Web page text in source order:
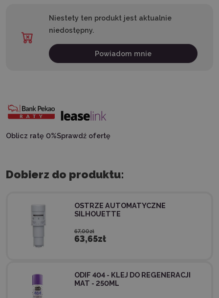
Niestety ten produkt jest aktualnie
niedostępny.
Powiadom mnie
Oblicz ratę 0%Sprawdź ofertę
Dobierz do produktu:
OSTRZE AUTOMATYCZNE
SILHOUETTE
67,00zł
63,65zł
ODIF 404 - KLEJ DO REGENERACJI
MAT - 250ML